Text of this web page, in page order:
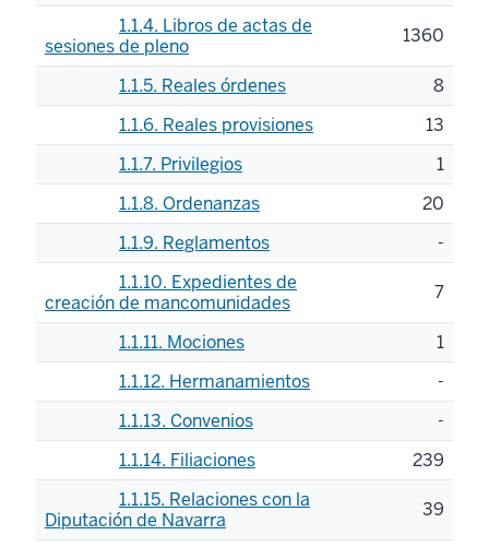
1.1.4. Libros de actas de
sesiones de pleno
1360
1.1.5. Reales órdenes
8
1.1.6. Reales provisiones
13
1.1.7. Privilegios
1
1.1.8. Ordenanzas
20
1.1.9. Reglamentos
-
1.1.10. Expedientes de
creación de mancomunidades
7
1.1.11. Mociones
1
1.1.12. Hermanamientos
-
1.1.13. Convenios
-
1.1.14. Filiaciones
239
1.1.15. Relaciones con la
Diputación de Navarra
39